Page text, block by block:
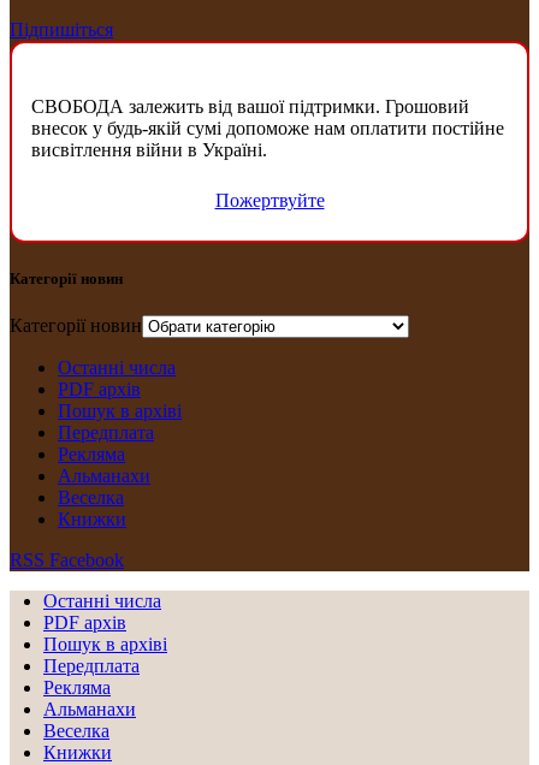
Підпишіться
СВОБОДА залежить від вашої підтримки. Грошовий
внесок у будь-якій сумі допоможе нам оплатити постійне
висвітлення війни в Україні.
Пожертвуйте
Категорії новин
Категорії новин
Останні числа
PDF архів
Пошук в архіві
Передплата
Рекляма
Альманахи
Веселка
Книжки
RSS Facebook
Останні числа
PDF архів
Пошук в архіві
Передплата
Рекляма
Альманахи
Веселка
Книжки